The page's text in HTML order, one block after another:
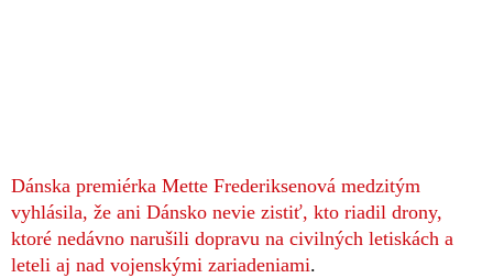
Dánska premiérka Mette Frederiksenová medzitým
vyhlásila, že ani Dánsko nevie zistiť, kto riadil drony,
ktoré nedávno narušili dopravu na civilných letiskách a
leteli aj nad vojenskými zariadeniami.